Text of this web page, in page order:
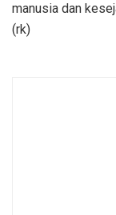
manusia dan
(rk)